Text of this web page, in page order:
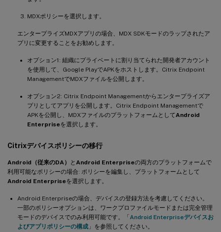
MDXポリシーを選択します。
エンタープライズMDXアプリの場合、MDX SDKモードのラップされたア
プリに変更することをお勧めします。
オプション1: 組織にプライベートに割り当てられた開発者アカウント
を使用して、Google PlayでAPKをホストします。Citrix Endpoint
ManagementでMDXファイルを公開します。
オプション2: Citrix Endpoint Managementからエンタープライズア
プリとしてアプリを公開します。Citrix Endpoint Managementで
APKを公開し、MDXファイルのプラットフォームとしてAndroid
Enterpriseを選択します。
Citrixデバイスポリシーの移行
Android（従来のDA） と Android Enterpriseの両方のプラットフォームで
利用可能なポリシーの場合: ポリシーを編集し、プラットフォームとして
Android Enterpriseを選択します。
Android Enterpriseの場合、デバイスの登録方法を考慮してください。
一部のポリシーオプションは、ワークプロファイルモードまたは完全管理
モードのデバイスでのみ利用可能です。「Android Enterpriseデバイスお
よびアプリポリシーの構成 」を参照してください。